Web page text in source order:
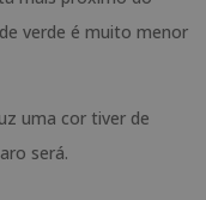
verde é muito menor
uma cor tiver de
será.